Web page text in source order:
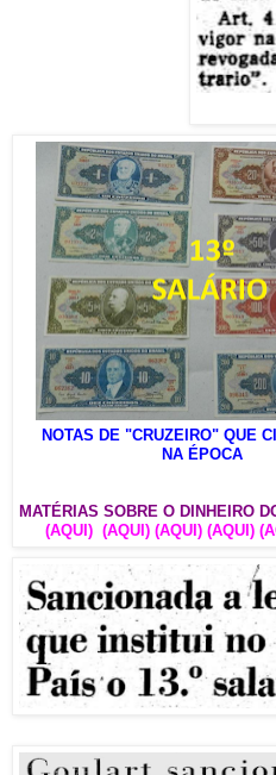
NOTAS DE "CRUZEIRO" QUE
NA ÉPOCA
MATÉRIAS SOBRE O DINHEIRO
(AQUI)
(AQUI) (AQUI) (AQUI)